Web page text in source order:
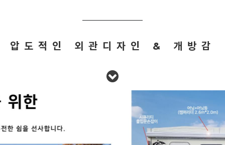
압도적인 외관디자인 & 개방감